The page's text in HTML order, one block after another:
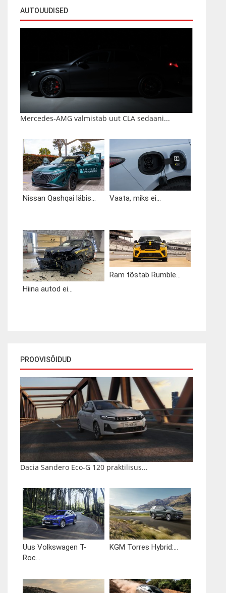
AUTOUUDISED
Mercedes-AMG valmistab uut CLA sedaani...
Nissan Qashqai läbis... Vaata, miks ei...
Hiina autod ei...
Ram tõstab Rumble...
PROOVISÕIDUD
Dacia Sandero Eco-G 120 praktilisus...
Uus Volkswagen T-
Roc...
KGM Torres Hybrid:...